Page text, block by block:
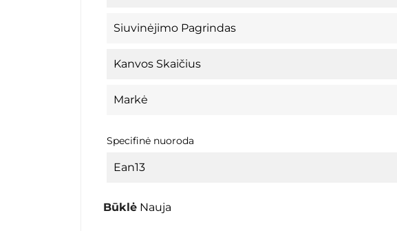
Siuvinėjimo Pagrindas
Kanvos Skaičius
Markė
Specifinė nuoroda
Ean13
Būklė Nauja